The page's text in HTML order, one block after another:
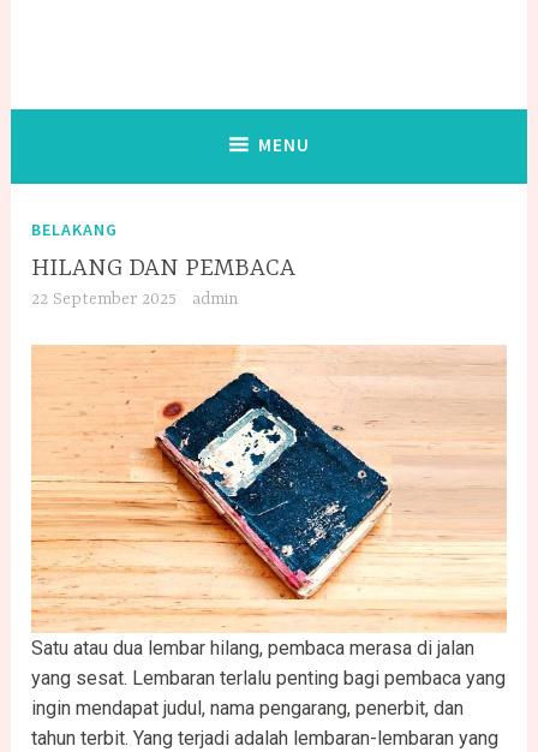
MENU
BELAKANG
HILANG DAN PEMBACA
22 September 2025 admin
Satu atau dua lembar hilang, pembaca merasa di jalan
yang sesat. Lembaran terlalu penting bagi pembaca yang
ingin mendapat judul, nama pengarang, penerbit, dan
tahun terbit. Yang terjadi adalah lembaran-lembaran yang